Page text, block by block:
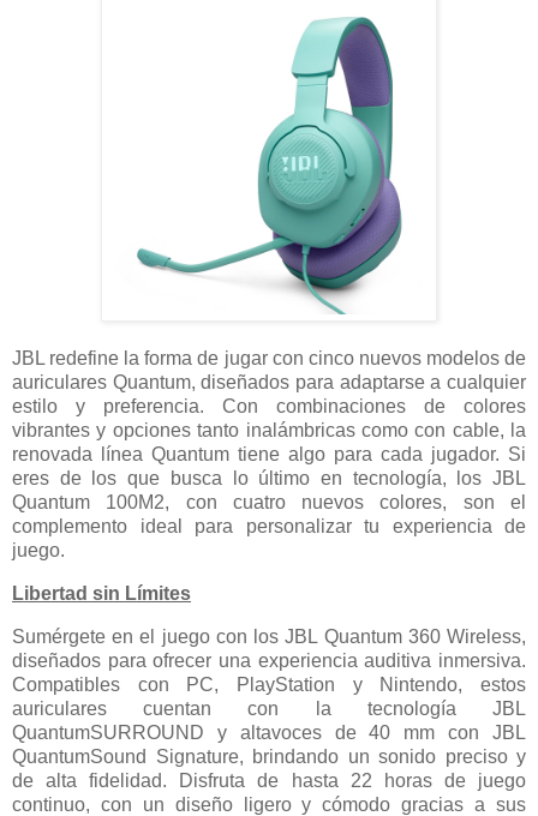
JBL redefine la forma de jugar con cinco nuevos modelos de
auriculares Quantum, diseñados para adaptarse a cualquier
estilo y preferencia. Con combinaciones de colores
vibrantes y opciones tanto inalámbricas como con cable, la
renovada línea Quantum tiene algo para cada jugador. Si
eres de los que busca lo último en tecnología, los JBL
Quantum 100M2, con cuatro nuevos colores, son el
complemento ideal para personalizar tu experiencia de
juego.
Libertad sin Límites
Sumérgete en el juego con los JBL Quantum 360 Wireless,
diseñados para ofrecer una experiencia auditiva inmersiva.
Compatibles con PC, PlayStation y Nintendo, estos
auriculares cuentan con la tecnología JBL
QuantumSURROUND y altavoces de 40 mm con JBL
QuantumSound Signature, brindando un sonido preciso y
de alta fidelidad. Disfruta de hasta 22 horas de juego
continuo, con un diseño ligero y cómodo gracias a sus